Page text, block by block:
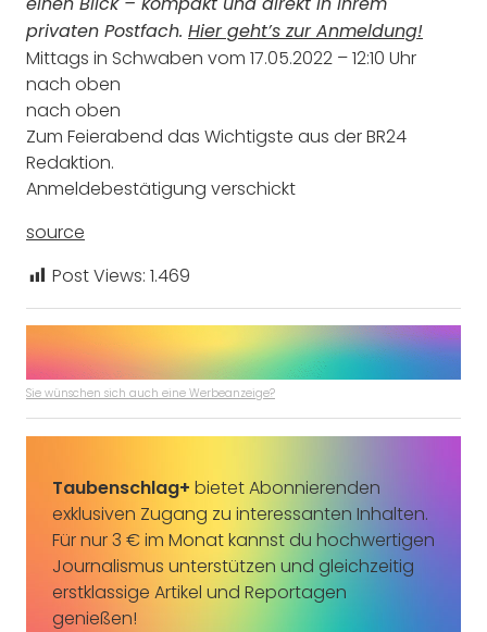
einen Blick – kompakt und direkt in Ihrem
privaten Postfach. Hier geht’s zur Anmeldung!
Mittags in Schwaben vom 17.05.2022 – 12:10 Uhr
nach oben
nach oben
Zum Feierabend das Wichtigste aus der BR24
Redaktion.
Anmeldebestätigung verschickt
source
Post Views: 1.469
Sie wünschen sich auch eine Werbeanzeige?
Taubenschlag+ bietet Abonnierenden
exklusiven Zugang zu interessanten Inhalten.
Für nur 3 € im Monat kannst du hochwertigen
Journalismus unterstützen und gleichzeitig
erstklassige Artikel und Reportagen
genießen!